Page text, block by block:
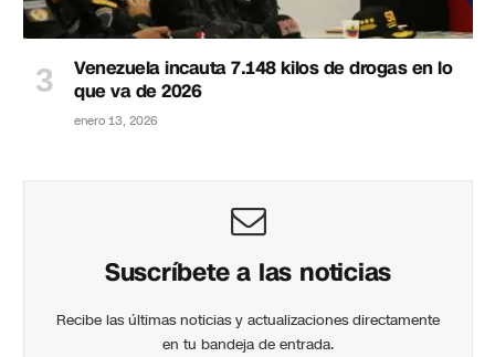
Venezuela incauta 7.148 kilos de drogas en lo
que va de 2026
enero 13, 2026
Suscríbete a las noticias
Recibe las últimas noticias y actualizaciones directamente
en tu bandeja de entrada.